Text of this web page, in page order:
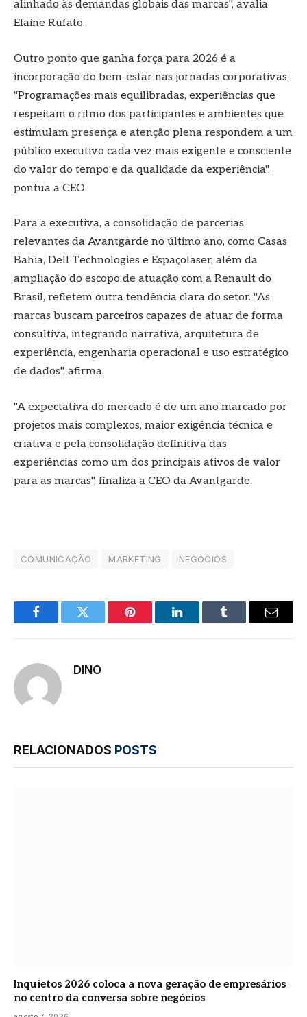
alinhado às demandas globais das marcas", avalia
Elaine Rufato.
Outro ponto que ganha força para 2026 é a
incorporação do bem-estar nas jornadas corporativas.
"Programações mais equilibradas, experiências que
respeitam o ritmo dos participantes e ambientes que
estimulam presença e atenção plena respondem a um
público executivo cada vez mais exigente e consciente
do valor do tempo e da qualidade da experiência",
pontua a CEO.
Para a executiva, a consolidação de parcerias
relevantes da Avantgarde no último ano, como Casas
Bahia, Dell Technologies e Espaçolaser, além da
ampliação do escopo de atuação com a Renault do
Brasil, refletem outra tendência clara do setor. "As
marcas buscam parceiros capazes de atuar de forma
consultiva, integrando narrativa, arquitetura de
experiência, engenharia operacional e uso estratégico
de dados", afirma.
"A expectativa do mercado é de um ano marcado por
projetos mais complexos, maior exigência técnica e
criativa e pela consolidação definitiva das
experiências como um dos principais ativos de valor
para as marcas", finaliza a CEO da Avantgarde.
COMUNICAÇÃO MARKETING NEGÓCIOS
FacebookTwitter Pinterest LinkedInTumblr
E-
DINO
RELACIONADOS POSTS
Inquietos 2026 coloca a nova geração de empresários
no centro da conversa sobre negócios